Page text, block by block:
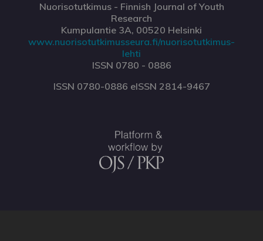
Nuorisotutkimus - Finnish Journal of Youth
Research
Kumpulantie 3A, 00520 Helsinki
www.nuorisotutkimusseura.fi/nuorisotutkimus-
lehti
ISSN 0780 - 0886
ISSN 0780-0886 eISSN 2814-9467